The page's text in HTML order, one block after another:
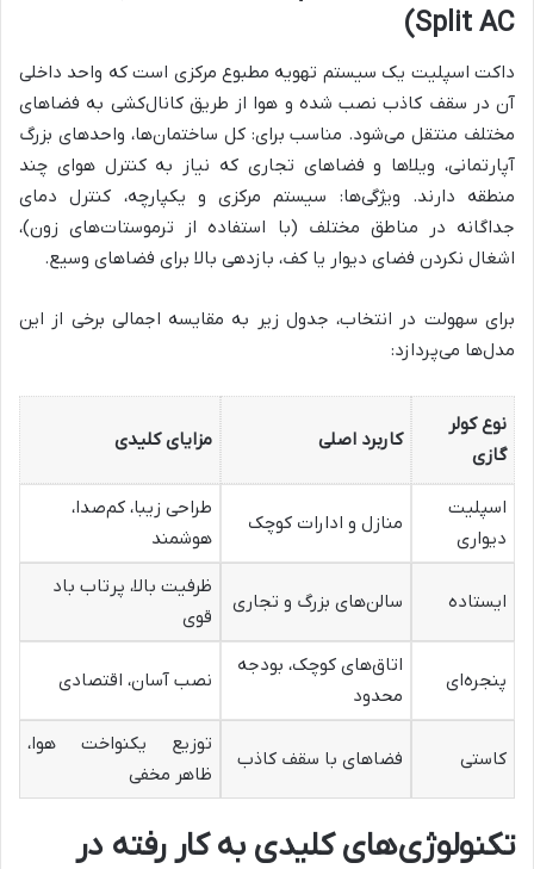
Split AC)
داکت اسپلیت یک سیستم تهویه مطبوع مرکزی است که واحد داخلی
آن در سقف کاذب نصب شده و هوا از طریق کانال‌کشی به فضاهای
مختلف منتقل می‌شود. مناسب برای: کل ساختمان‌ها، واحدهای بزرگ
آپارتمانی، ویلاها و فضاهای تجاری که نیاز به کنترل هوای چند
منطقه دارند. ویژگی‌ها: سیستم مرکزی و یکپارچه، کنترل دمای
جداگانه در مناطق مختلف (با استفاده از ترموستات‌های زون)،
اشغال نکردن فضای دیوار یا کف، بازدهی بالا برای فضاهای وسیع.
برای سهولت در انتخاب، جدول زیر به مقایسه اجمالی برخی از این
مدل‌ها می‌پردازد:
نوع کولر
گازی
کاربرد اصلی مزایای کلیدی
اسپلیت
دیواری
منازل و ادارات کوچک
طراحی زیبا، کم‌صدا،
هوشمند
ایستاده سالن‌های بزرگ و تجاری
ظرفیت بالا، پرتاب باد
قوی
پنجره‌ای
اتاق‌های کوچک، بودجه
محدود
نصب آسان، اقتصادی
کاستی فضاهای با سقف کاذب
توزیع یکنواخت هوا،
ظاهر مخفی
تکنولوژی‌های کلیدی به کار رفته در